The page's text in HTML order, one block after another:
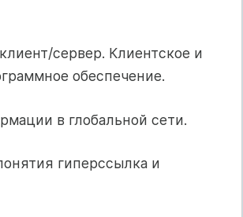
сервер. Клиентское и
обеспечение.
в глобальной сети.
гиперссылка и